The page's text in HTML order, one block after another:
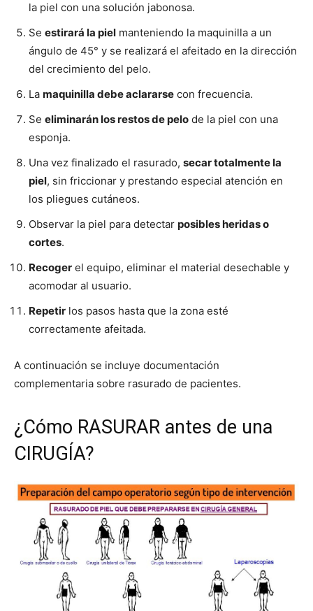
la piel con una solución jabonosa.
Se estirará la piel manteniendo la maquinilla a un
ángulo de 45° y se realizará el afeitado en la dirección
del crecimiento del pelo.
La maquinilla debe aclararse con frecuencia.
Se eliminarán los restos de pelo de la piel con una
esponja.
Una vez finalizado el rasurado, secar totalmente la
piel, sin friccionar y prestando especial atención en
los pliegues cutáneos.
Observar la piel para detectar posibles heridas o
cortes.
Recoger el equipo, eliminar el material desechable y
acomodar al usuario.
Repetir los pasos hasta que la zona esté
correctamente afeitada.
A continuación se incluye documentación
complementaria sobre rasurado de pacientes.
¿Cómo RASURAR antes de una
CIRUGÍA?